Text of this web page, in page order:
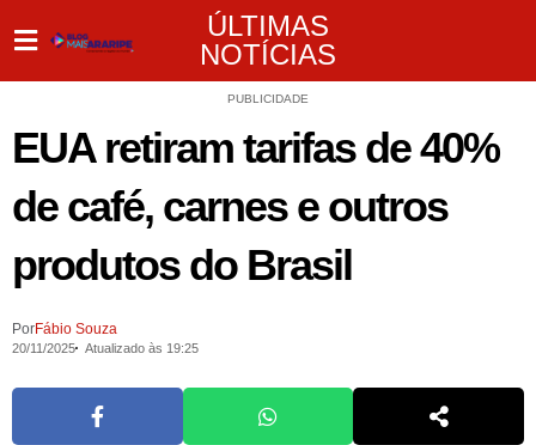
ÚLTIMAS
NOTÍCIAS
PUBLICIDADE
EUA retiram tarifas de 40%
de café, carnes e outros
produtos do Brasil
PorFábio Souza
20/11/2025 Atualizado às 19:25